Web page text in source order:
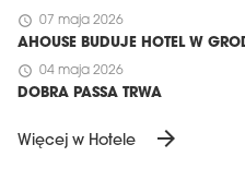
schedule 07 maja 2026
AHOUSE BUDUJE HOTEL W
schedule 04 maja 2026
DOBRA PASSA TRWA
Więcej w Hotele arrow_forward